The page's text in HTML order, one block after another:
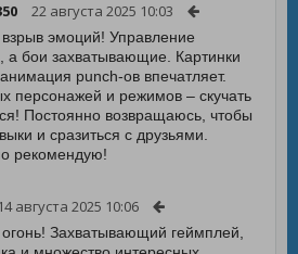
22 августа 2025 10:03
взрыв эмоций! Управление
а бои захватывающие. Картинки
punch-ов впечатляет.
персонажей и режимов – скучать
Постоянно возвращаюсь, чтобы
и сразиться с друзьями.
рекомендую!
14 августа 2025 10:06
Захватывающий геймплей,